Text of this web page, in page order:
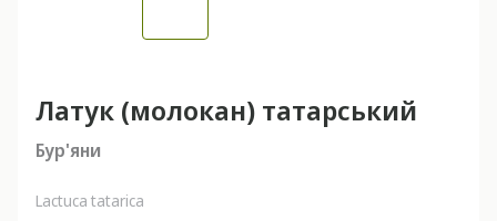
Латук (молокан) татарський
Бур'яни
Lactuca tatarica